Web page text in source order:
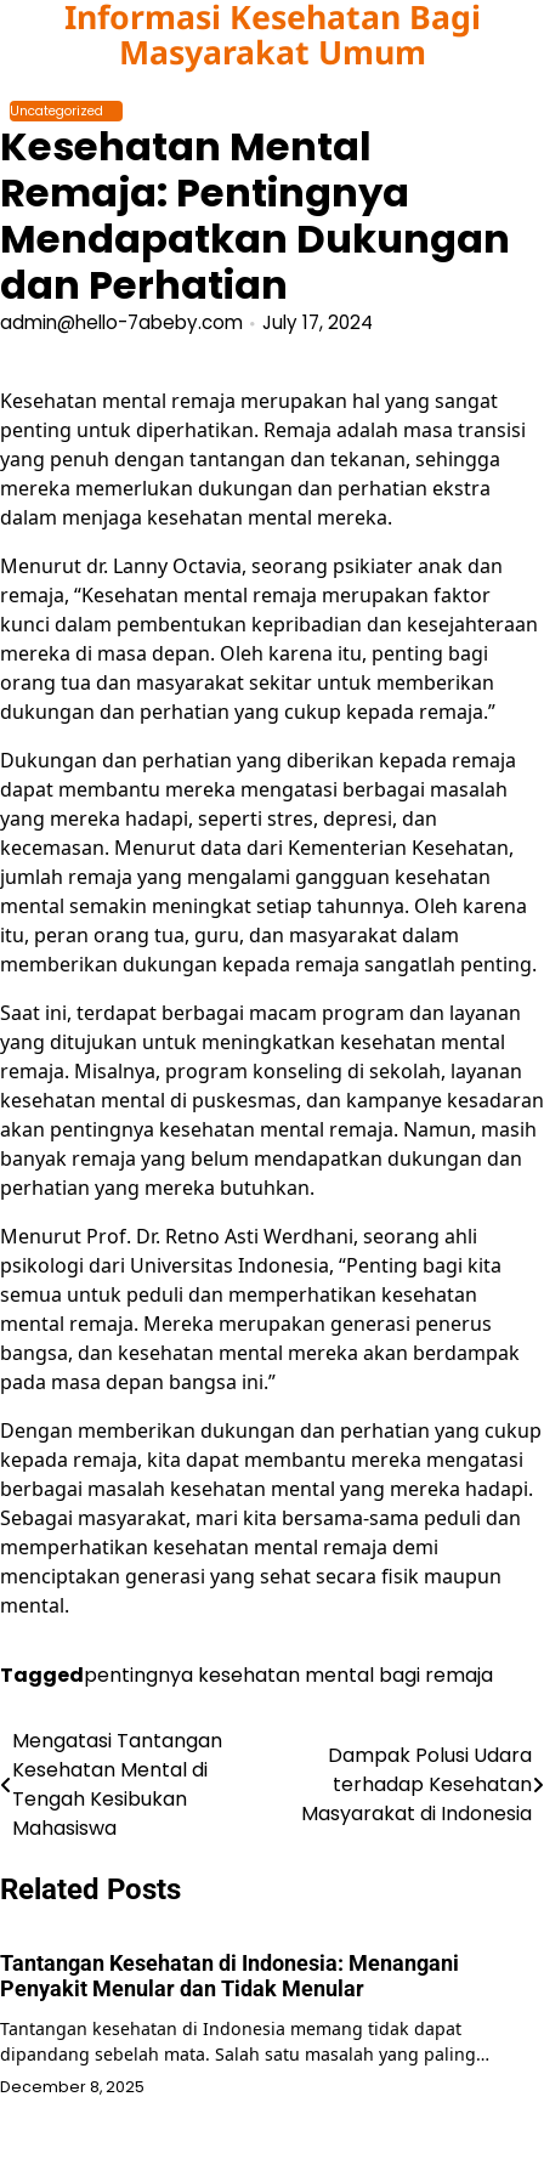
Informasi Kesehatan Bagi
Masyarakat Umum
Uncategorized
Kesehatan Mental
Remaja: Pentingnya
Mendapatkan Dukungan
dan Perhatian
admin@hello-7abeby.com July 17, 2024
Kesehatan mental remaja merupakan hal yang sangat
penting untuk diperhatikan. Remaja adalah masa transisi
yang penuh dengan tantangan dan tekanan, sehingga
mereka memerlukan dukungan dan perhatian ekstra
dalam menjaga kesehatan mental mereka.
Menurut dr. Lanny Octavia, seorang psikiater anak dan
remaja, “Kesehatan mental remaja merupakan faktor
kunci dalam pembentukan kepribadian dan kesejahteraan
mereka di masa depan. Oleh karena itu, penting bagi
orang tua dan masyarakat sekitar untuk memberikan
dukungan dan perhatian yang cukup kepada remaja.”
Dukungan dan perhatian yang diberikan kepada remaja
dapat membantu mereka mengatasi berbagai masalah
yang mereka hadapi, seperti stres, depresi, dan
kecemasan. Menurut data dari Kementerian Kesehatan,
jumlah remaja yang mengalami gangguan kesehatan
mental semakin meningkat setiap tahunnya. Oleh karena
itu, peran orang tua, guru, dan masyarakat dalam
memberikan dukungan kepada remaja sangatlah penting.
Saat ini, terdapat berbagai macam program dan layanan
yang ditujukan untuk meningkatkan kesehatan mental
remaja. Misalnya, program konseling di sekolah, layanan
kesehatan mental di puskesmas, dan kampanye kesadaran
akan pentingnya kesehatan mental remaja. Namun, masih
banyak remaja yang belum mendapatkan dukungan dan
perhatian yang mereka butuhkan.
Menurut Prof. Dr. Retno Asti Werdhani, seorang ahli
psikologi dari Universitas Indonesia, “Penting bagi kita
semua untuk peduli dan memperhatikan kesehatan
mental remaja. Mereka merupakan generasi penerus
bangsa, dan kesehatan mental mereka akan berdampak
pada masa depan bangsa ini.”
Dengan memberikan dukungan dan perhatian yang cukup
kepada remaja, kita dapat membantu mereka mengatasi
berbagai masalah kesehatan mental yang mereka hadapi.
Sebagai masyarakat, mari kita bersama-sama peduli dan
memperhatikan kesehatan mental remaja demi
menciptakan generasi yang sehat secara fisik maupun
mental.
Taggedpentingnya kesehatan mental bagi remaja
Post
navigation
Mengatasi Tantangan
Kesehatan Mental di
Tengah Kesibukan
Mahasiswa
Dampak Polusi Udara
terhadap Kesehatan
Masyarakat di Indonesia
Related Posts
Tantangan Kesehatan di Indonesia: Menangani
Penyakit Menular dan Tidak Menular
Tantangan kesehatan di Indonesia memang tidak dapat
dipandang sebelah mata. Salah satu masalah yang paling…
December 8, 2025